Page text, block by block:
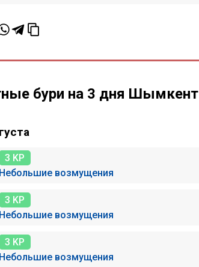
бури на 3 дня Шымкент
3 KP
Небольшие возмущения
3 KP
Небольшие возмущения
3 KP
Небольшие возмущения